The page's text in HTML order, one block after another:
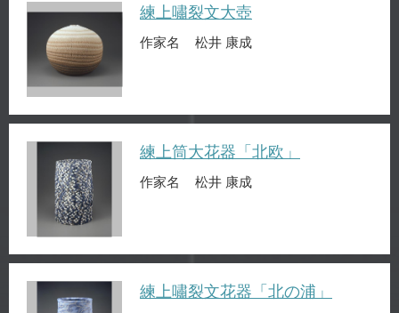
練上嘯裂文大壺
作家名 松井 康成
練上筒大花器「北欧」
作家名 松井 康成
練上嘯裂文花器「北の浦」